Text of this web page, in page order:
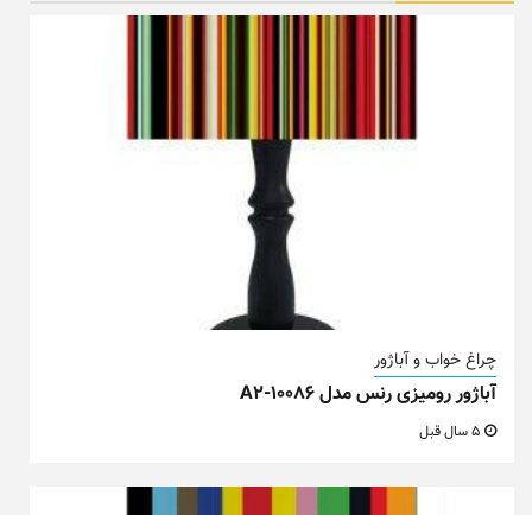
چراغ خواب و آباژور
آباژور رومیزی رنس مدل A2-10086